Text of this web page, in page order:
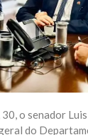
o senador
do